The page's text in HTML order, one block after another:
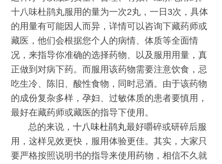
十八味杜鹃丸服用的量为一次2丸，一日3次，具体
的用量有可能因人而异，详情可以咨询下藏药师或
藏医，他们会根据您个人的病情、体质等全面情
况，来指导你准确的选择药物、以及服用用量，真
正做到对病下药。而服用该药物需要注意饮食，忌
吃生冷、陈旧、酸性食物，同时忌酒。由于该药物
的成份复杂多样，孕妇、过敏体质的患者要慎用，
最好在藏药师或藏医的指导下使用。
总的来说，十八味杜鹃丸最好嚼碎或研碎后服
用，这样见效更快，服用体验更佳。其实，大家只
要严格按照说明书的指导来使用药物，相信不久就